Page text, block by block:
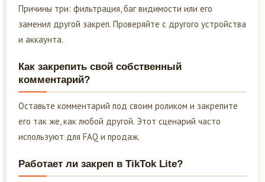
Причины три: фильтрация, баг видимости или его
заменил другой закреп. Проверяйте с другого устройства
и аккаунта.
Как закрепить свой собственный
комментарий?
Оставьте комментарий под своим роликом и закрепите
его так же, как любой другой. Этот сценарий часто
используют для FAQ и продаж.
Работает ли закреп в TikTok Lite?